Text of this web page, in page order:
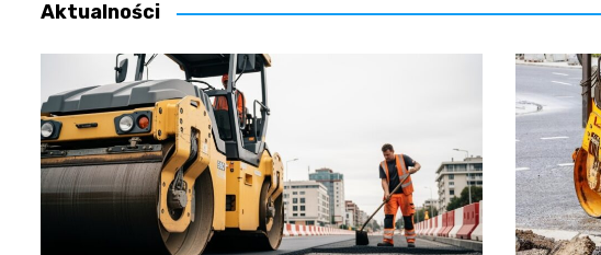
Aktualności